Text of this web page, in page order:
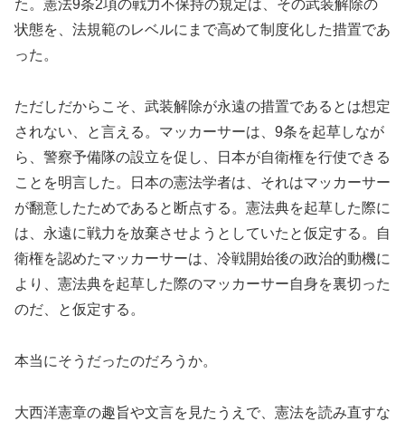
た。憲法9条2項の戦力不保持の規定は、その武装解除の
状態を、法規範のレベルにまで高めて制度化した措置であ
った。
ただしだからこそ、武装解除が永遠の措置であるとは想定
されない、と言える。マッカーサーは、9条を起草しなが
ら、警察予備隊の設立を促し、日本が自衛権を行使できる
ことを明言した。日本の憲法学者は、それはマッカーサー
が翻意したためであると断点する。憲法典を起草した際に
は、永遠に戦力を放棄させようとしていたと仮定する。自
衛権を認めたマッカーサーは、冷戦開始後の政治的動機に
より、憲法典を起草した際のマッカーサー自身を裏切った
のだ、と仮定する。
本当にそうだったのだろうか。
大西洋憲章の趣旨や文言を見たうえで、憲法を読み直すな